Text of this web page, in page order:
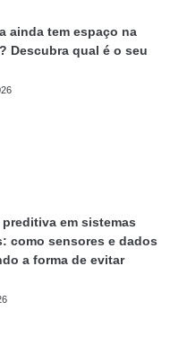
ainda tem espaço na
Descubra qual é o seu
em sistemas
como sensores e dados
a forma de evitar